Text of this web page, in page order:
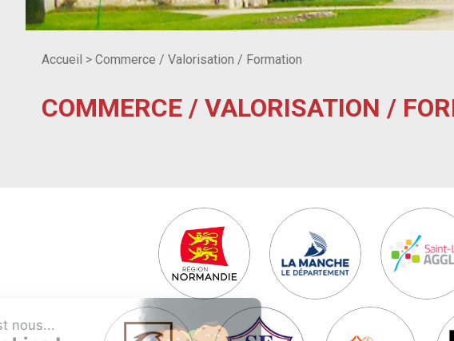
Salut c'est nous...
Accueil > Commerce / Valorisation / Formation
COMMERCE / VALORISATION /